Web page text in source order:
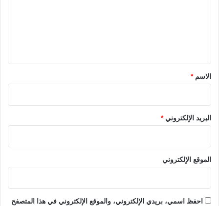
*الاسم*
البريد الإلكتروني*
الموقع الإلكتروني
احفظ اسمي، بريدي الإلكتروني، والموقع الإلكتروني في هذا المتصفح